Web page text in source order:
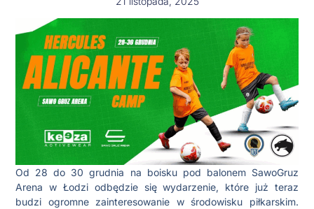
Od 28 do 30 grudnia na boisku pod balonem SawoGruz
Arena w Łodzi odbędzie się wydarzenie, które już teraz
budzi ogromne zainteresowanie w środowisku piłkarskim.